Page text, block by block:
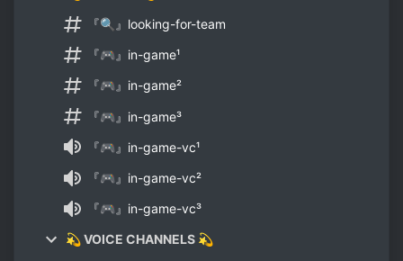
『🔍』looking-for-team
『🎮』in-game¹
『🎮』in-game²
『🎮』in-game³
『🎮』in-game-vc¹
『🎮』in-game-vc²
『🎮』in-game-vc³
💫 VOICE CHANNELS 💫